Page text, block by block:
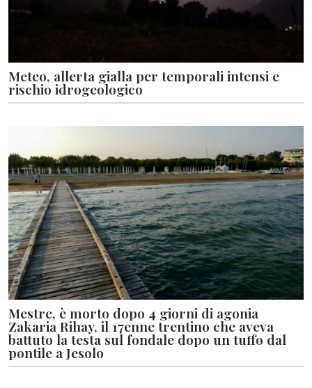
Meteo, allerta gialla per temporali intensi e
rischio idrogeologico
Mestre, è morto dopo 4 giorni di agonia
Zakaria Rihay, il 17enne trentino che aveva
battuto la testa sul fondale dopo un tuffo dal
pontile a Jesolo